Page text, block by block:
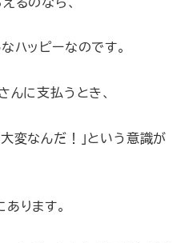
ハッピーなのです。
んに支払うとき、
変なんだ！」という意識が
ります。